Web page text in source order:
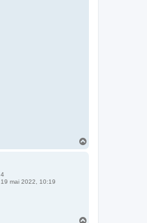
4
19 mai 2022, 10:19